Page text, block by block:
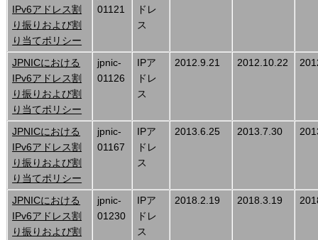
IPv6アドレス割
り振りおよび割
り当てポリシー
01121
ドレ
ス
JPNICにおける
IPv6アドレス割
り振りおよび割
り当てポリシー
jpnic-
01126
IPア
ドレ
ス
2012.9.21 2012.10.22
JPNICにおける
IPv6アドレス割
り振りおよび割
り当てポリシー
jpnic-
01167
IPア
ドレ
ス
2013.6.25 2013.7.30
JPNICにおける
IPv6アドレス割
り振りおよび割
jpnic-
01230
IPア
ドレ
ス
2018.2.19 2018.3.19